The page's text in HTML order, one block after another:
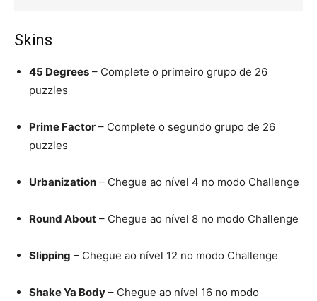
Skins
45 Degrees – Complete o primeiro grupo de 26
puzzles
Prime Factor – Complete o segundo grupo de 26
puzzles
Urbanization – Chegue ao nível 4 no modo Challenge
Round About – Chegue ao nível 8 no modo Challenge
Slipping – Chegue ao nível 12 no modo Challenge
Shake Ya Body – Chegue ao nível 16 no modo